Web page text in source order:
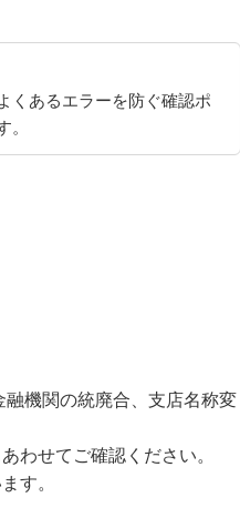
くあるエラーを防ぐ確認ポ
。
機関の統廃合、支店名称変
わせてご確認ください。
す。